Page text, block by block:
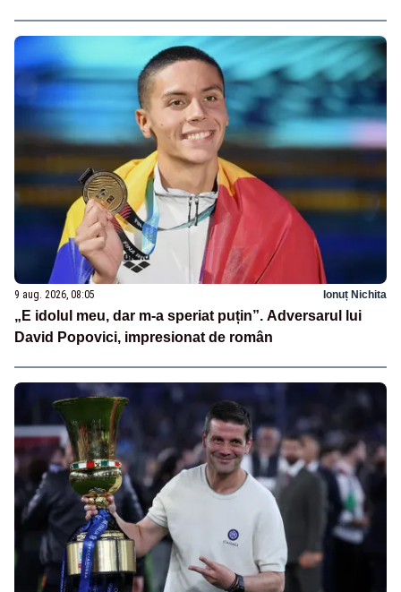
9 aug. 2026, 08:05 Ionuț Nichita
„E idolul meu, dar m-a speriat puțin”. Adversarul lui
David Popovici, impresionat de român